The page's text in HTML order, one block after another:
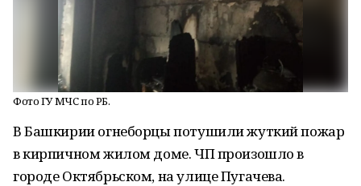
Фото ГУ МЧС по РБ.
В Башкирии огнеборцы потушили жуткий пожар
в кирпичном жилом доме. ЧП произошло в
городе Октябрьском, на улице Пугачева.